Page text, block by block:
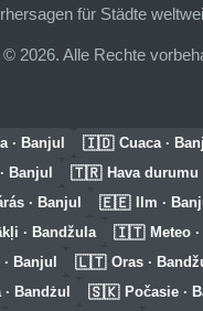
für Städte
2026. Alle Rechte
· Banjul 🇮🇩 Cuaca ·
Banjul 🇹🇷 Hava durumu
· Banjul 🇪🇪 Ilm ·
· Bandžula 🇮🇹 Meteo
Banjul 🇱🇹 Oras ·
Bandżul 🇸🇰 Počasie ·